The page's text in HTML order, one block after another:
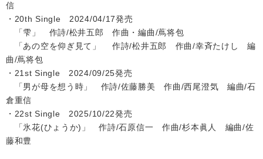
信
・20th Single 2024/04/17発売
「雫」 作詩/松井五郎 作曲・編曲/蔦将包
「あの空を仰ぎ見て」 作詩/松井五郎 作曲/幸斉たけし 編
曲/蔦将包
・21st Single 2024/09/25発売
「男が母を想う時」 作詩/佐藤勝美 作曲/西尾澄気 編曲/石
倉重信
・22st Single 2025/10/22発売
「氷花(ひょうか)」 作詩/石原信一 作曲/杉本眞人 編曲/佐
藤和豊